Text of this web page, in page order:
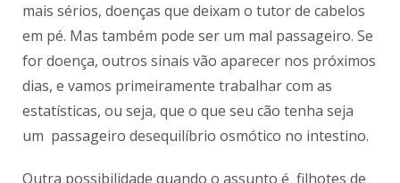
mais sérios, doenças que deixam o tutor de cabelos
em pé. Mas também pode ser um mal passageiro. Se
for doença, outros sinais vão aparecer nos próximos
dias, e vamos primeiramente trabalhar com as
estatísticas, ou seja, que o que seu cão tenha seja
um passageiro desequilíbrio osmótico no intestino.
Outra possibilidade quando o assunto é filhotes de